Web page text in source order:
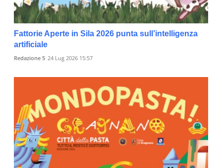
Fattorie Aperte in Sila 2026 punta sull’intelligenza
artificiale
Redazione 5 24 Lug 2026 15:57